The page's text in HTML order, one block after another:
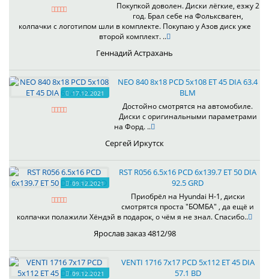
Покупкой доволен. Диски лёгкие, езжу 2
год. Брал себе на Фольксваген,
колпачки с логотипом шли в комплекте. Покупаю у Азов диск уже
второй комплект. ..
Геннадий Астрахань
17.12.2021
NEO 840 8x18 PCD 5x108 ET 45 DIA 63.4
BLM
Достойно смотрятся на автомобиле.
Диски с оригинальными параметрами
на Форд. ..
Сергей Иркутск
09.12.2021
RST R056 6.5x16 PCD 6x139.7 ET 50 DIA
92.5 GRD
Приобрёл на Hyundai H-1, диски
смотрятся проста "БОМБА" , да ещё и
колпачки полажили Хёндэй в подарок, о чём я не знал. Спасибо..
Ярослав заказ 4812/98
09.12.2021
VENTI 1716 7x17 PCD 5x112 ET 45 DIA
57.1 BD